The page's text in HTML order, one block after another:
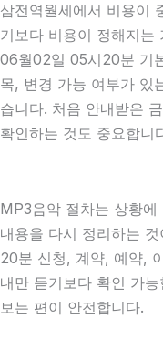
삼전역월세에서 비용이
기보다 비용이 정해지
06월02일 05시20분 기
목, 변경 가능 여부가 있
습니다. 처음 안내받은
확인하는 것도 중요합니
MP3음악 절차는 상황
내용을 다시 정리하는
20분 신청, 계약, 예약,
내만 듣기보다 확인 가
보는 편이 안전합니다.